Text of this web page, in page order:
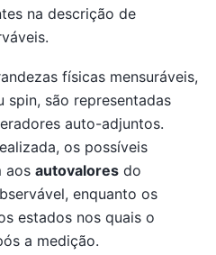
na descrição de
físicas mensuráveis,
spin, são representadas
auto-adjuntos.
os possíveis
aos autovalores do
enquanto os
estados nos quais o
a medição.